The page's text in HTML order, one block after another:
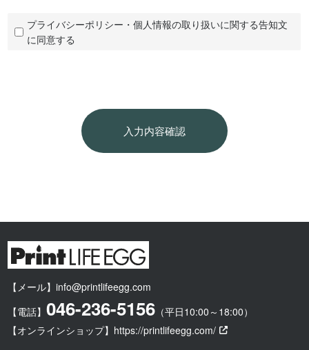
管理を実施致します。
7. 保有する個人情報についての苦情・相談は、弊社の問合せ窓口
に連絡頂くことにより、これに対応致します。
制定日：2021年1月8日
株式会社ライフエッグ
代表取締役 東海林 春男
∟当社へのお問い合わせについてのご回答及びご連絡のため
・応募フォーム
e) 個人情報の取扱いの委託を行う場合
当フォームから取得する個人情報については、外部のサーバを利
用し管理を行っております。外部委託先については個人情報保護
められた場合は、これに応じます。その場合の問い合わせ窓口
g) 個人情報の提供の任意性
個人情報の提供は任意です。ご提供いただけない場合は、お問い
ます。
h) 自動的な情報の取得
当社では、ご本人様が容易に認識できない方法(CookieやWebビー
コン等)で個人情報を取得することは一切致しません。
プライバシーポリシー・個人情報の取り扱いに関する告知文
に同意する
【メール】info@printlifeegg.com
【電話】046-236-5156 （平日10:00～18:00）
【オンラインショップ】 https://printlifeegg.com/